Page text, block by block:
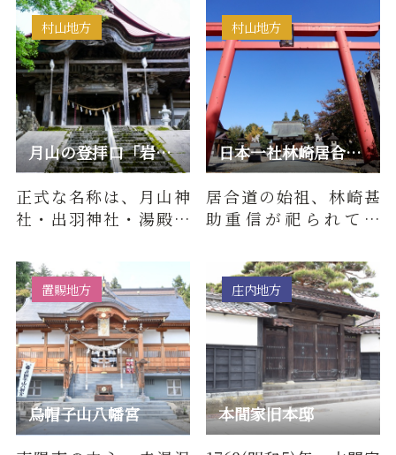
史）本…
歴史…
月山の登拝口「岩根沢三山神社」
村山地方
正式な名称は、月山神
社・出羽神社・湯殿山
殿山三神社（旧日月寺
本堂）…
日本一社林崎居合神社
村山地方
居合道の始祖、林崎甚
助重信が祀られてお
して全国で唯一の「居
合神社」で…
烏帽子山八幡宮
置賜地方
本間家旧本邸
庄内地方